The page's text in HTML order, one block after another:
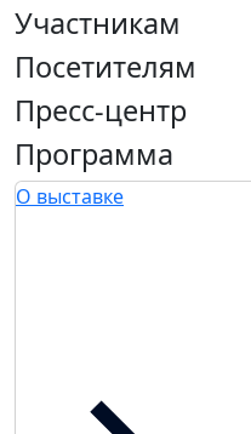
Участникам
Посетителям
Пресс-центр
Программа
О выставке